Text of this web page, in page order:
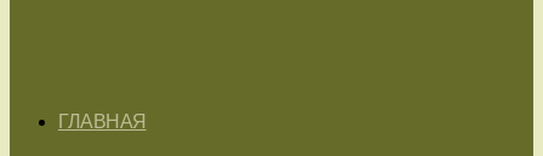
ГЛАВНАЯ